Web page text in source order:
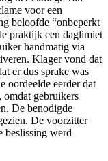
voor een
beloofde “onbeperkt
praktijk een daglimiet
handmatig via
Klager vond dat
er dus sprake was
oordeelde eerder dat
omdat gebruikers
De benodigde
De voorzitter
beslissing werd